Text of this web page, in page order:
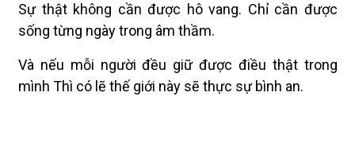
Sự thật không cần được hô vang. Chỉ cần được
sống từng ngày trong âm thầm.
Và nếu mỗi người đều giữ được điều thật trong
mình Thì có lẽ thế giới này sẽ thực sự bình an.